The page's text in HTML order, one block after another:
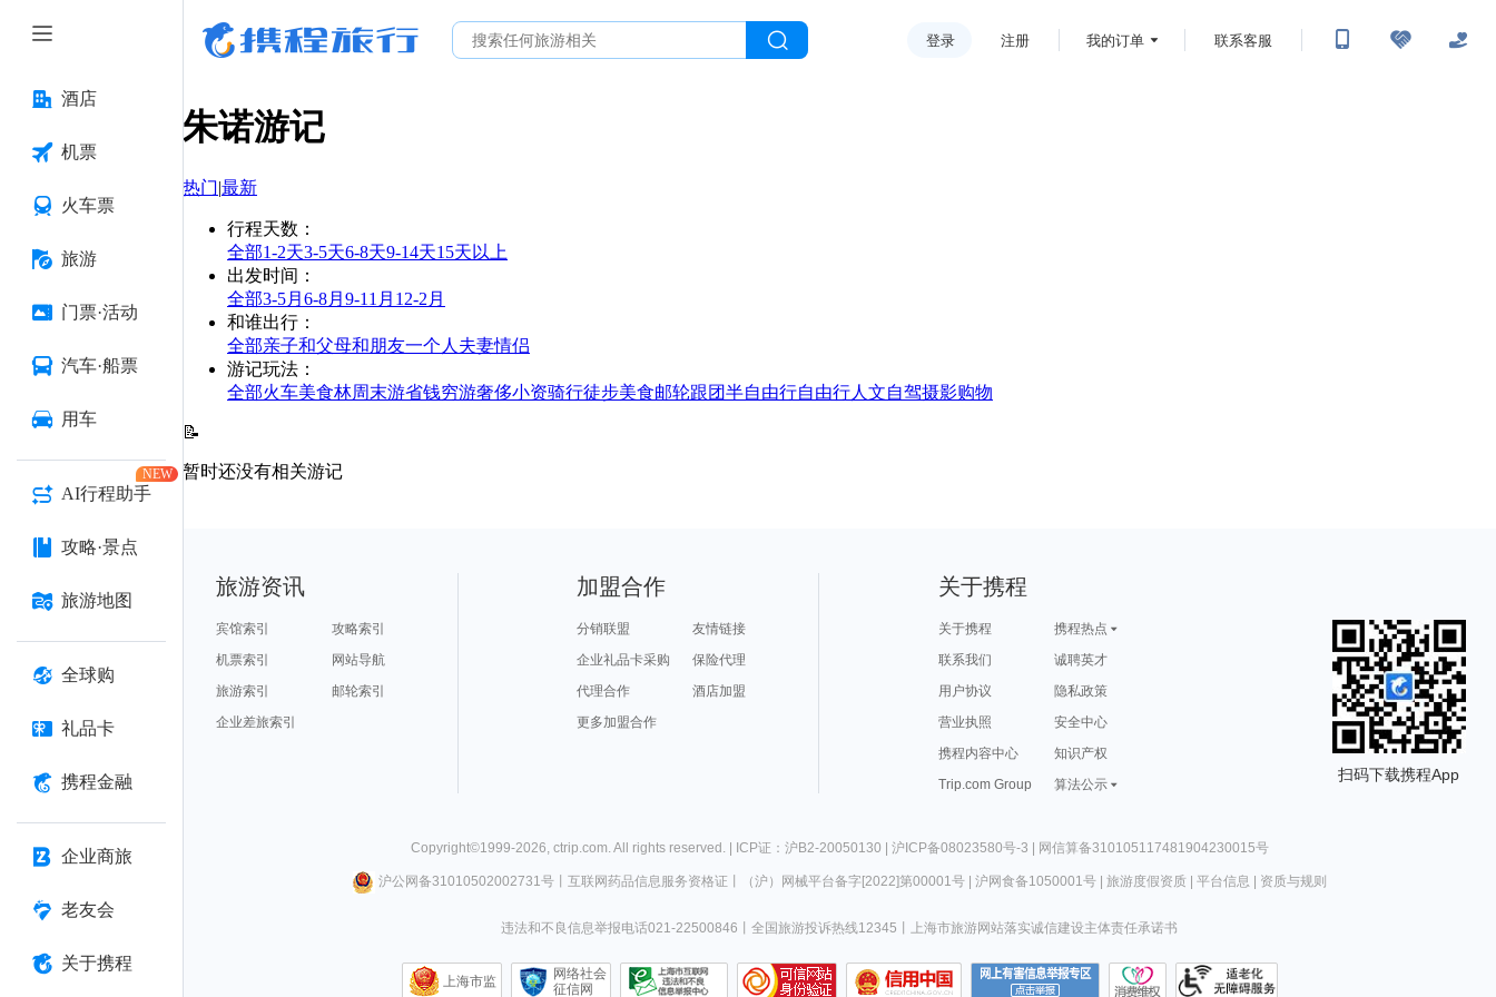
酒店
机票
火车票
旅游
门票·活动
汽车·船票
用车
AI行程助手
NEW
攻略·景点
旅游地图
全球购
礼品卡
携程金融
企业商旅
老友会
关于携程
登录 注册 我的订单 联系客服
朱诺游记
热门|最新
行程天数 ：
全部1-2天3-5天6-8天9-14天15天以上
出发时间 ：
全部3-5月 6-8月 9-11月 12-2月
和谁出行 ：
全部亲子和父母和朋友一个人 夫妻情侣
游记玩法 ：
全部火车美食林周末游省钱穷游奢侈小资骑行徒步美食邮轮跟团半自由行自由行人文自驾摄影购物
📝
暂时还没有相关游记
旅游资讯
宾馆索引
攻略索引
机票索引
网站导航
旅游索引
邮轮索引
企业差旅索引
加盟合作
分销联盟
友情链接
企业礼品卡采购
保险代理
代理合作
酒店加盟
更多加盟合作
关于携程
关于携程
携程热点
联系我们
诚聘英才
用户协议
隐私政策
营业执照
安全中心
携程内容中心
知识产权
Trip.com Group
算法公示
扫码下载携程App
Copyright©1999-2026, ctrip.com. All rights reserved. | ICP证：沪B2-20050130 | 沪ICP备08023580号-3 | 网信算备310105117481904230015号
沪公网备31010502002731号丨 互联网药品信息服务资格证 （沪）网械平台备字[2022]第00001号| 沪网食备1050001号| 旅游度假资质| 平台信息 资质与规则
违法和不良信息举报电话021-22500846 全国旅游投诉热线12345 上海市旅游网站落实诚信建设主体责任承诺书
上海市监
网络社会
征信网